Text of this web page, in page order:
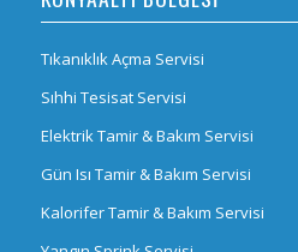
Tıkanıklık Açma Servisi
Sıhhi Tesisat Servisi
Elektrik Tamir & Bakım Servisi
Gün Isı Tamir & Bakım Servisi
Kalorifer Tamir & Bakım Servisi